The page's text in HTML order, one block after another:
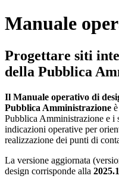
Manuale
Progettare siti
della Pubblica
Il Manuale operativo di
Pubblica Amministrazione
Pubblica Amministrazione e
indicazioni operative per
realizzazione dei punti di
La versione aggiornata
design corrisponde alla 2025.1